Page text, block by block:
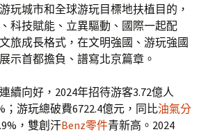
玩城市和全球游玩目標地扶植目的，
科技賦能、立異驅動、國際一起配
旅成長格式，在文明強國、游玩強國
示首都擔負、譜寫北京篇章。
續向好，2024年招待游客3.72億人
；游玩總破費6722.4億元，同比油氣分
，雙創汗Benz零件青新高。2024